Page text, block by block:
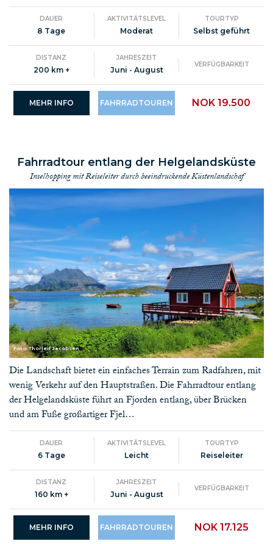
DAUER
8 Tage
AKTIVITÄTSLEVEL
Moderat
TOURTYP
Selbst geführt
DISTANZ
200 km +
JAHRESZEIT
Juni - August
VERFÜGBARKEIT
MEHR INFO FAHRRADTOUREN NOK 19.500
Fahrradtour entlang der Helgelandsküste
Inselhopping mit Reiseleiter durch beeindruckende Küstenlandschaf
Foto: Thorleif Jacobsen
Die Landschaft bietet ein einfaches Terrain zum Radfahren, mit
wenig Verkehr auf den Hauptstraßen. Die Fahrradtour entlang
der Helgelandsküste führt an Fjorden entlang, über Brücken
und am Fuße großartiger Fjel…
DAUER
6 Tage
AKTIVITÄTSLEVEL
Leicht
TOURTYP
Reiseleiter
DISTANZ
160 km +
JAHRESZEIT
Juni - August
VERFÜGBARKEIT
MEHR INFO FAHRRADTOUREN NOK 17.125